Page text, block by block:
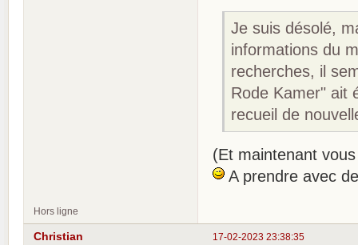
Je suis désolé,
informations du
recherches, il
Rode Kamer" ait
recueil de
(Et maintenant
A prendre avec
Hors ligne
17-02-2023 23:38:35
Christian